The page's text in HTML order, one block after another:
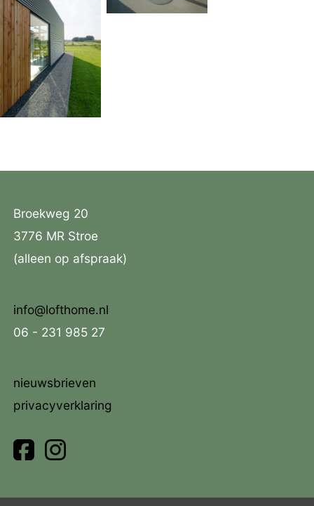
Broekweg 20
3776 MR Stroe
(alleen op afspraak)
info@lofthome.nl
06 - 231 985 27
nieuwsbrieven
privacyverklaring